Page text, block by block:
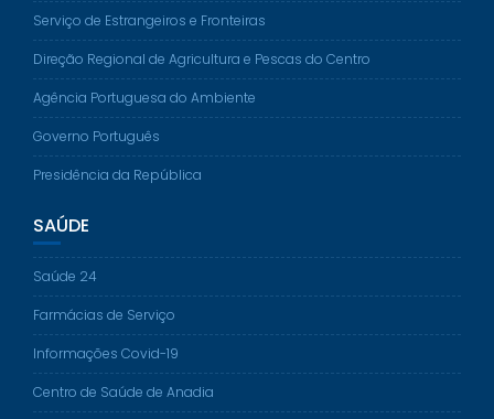
Serviço de Estrangeiros e Fronteiras
Direção Regional de Agricultura e Pescas do Centro
Agência Portuguesa do Ambiente
Governo Português
Presidência da República
SAÚDE
Saúde 24
Farmácias de Serviço
Informações Covid-19
Centro de Saúde de Anadia